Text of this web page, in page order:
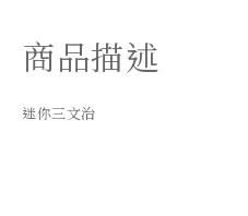
商品描述
迷你三文治